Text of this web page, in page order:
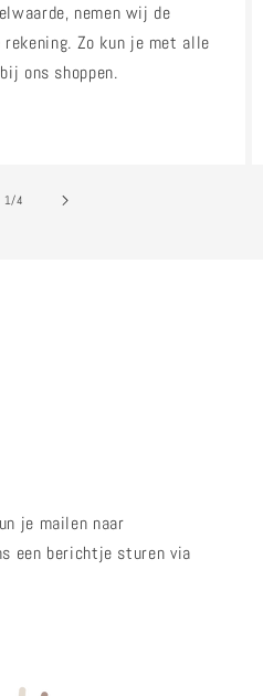
nemen wij de
rekening. Zo kun je met alle
ons shoppen.
1/
van4
je mailen naar
een berichtje sturen via